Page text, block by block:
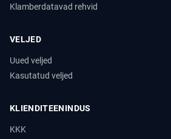
Klamberdatavad rehvid
VELJED
Uued veljed
Kasutatud veljed
KLIENDITEENINDUS
KKK